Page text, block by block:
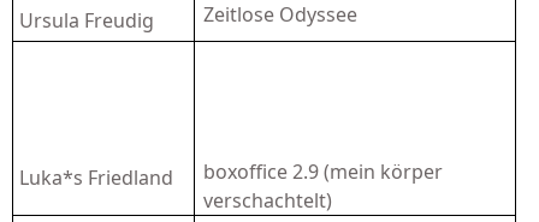
Ursula Freudig Zeitlose Odyssee
Luka*s Friedland
boxoffice 2.9 (mein körper
verschachtelt)